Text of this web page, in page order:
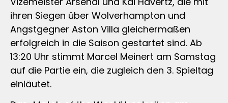
ihren Siegen über Wolverhampton und
Angstgegner Aston Villa gleichermaßen
erfolgreich in die Saison gestartet sind. Ab
13:20 Uhr stimmt Marcel Meinert am Samstag
auf die Partie ein, die zugleich den 3. Spieltag
einläutet.